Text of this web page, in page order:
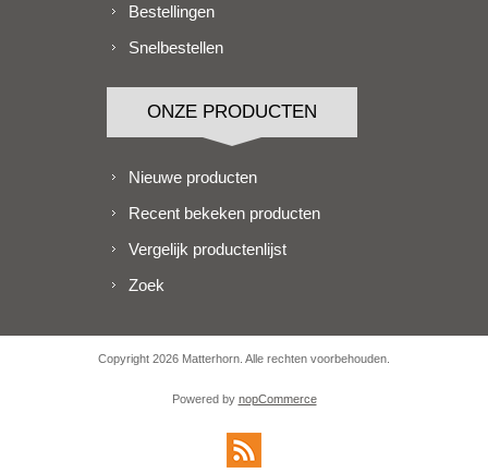
Bestellingen
Snelbestellen
ONZE PRODUCTEN
Nieuwe producten
Recent bekeken producten
Vergelijk productenlijst
Zoek
Copyright 2026 Matterhorn. Alle rechten voorbehouden.
Powered by nopCommerce